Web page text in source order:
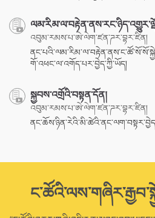
འབུམ་རམས་པ་ཨེ་ལེག་ཛན་ཌར་བྷར་ཛིན།
གོ་འཕང་ལ་འགོད་པར་བྱེད་ཀྱི་ཡོད།
སྐྱབས་འགྲོའི་བསྟན་དོན།
འབུམ་རམས་པ་ཨེ་ལེག་ཛན་ཌར་བྷར་ཛིན།